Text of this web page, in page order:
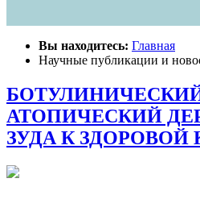
Вы находитесь: Главная
Научные публикации и
АТОПИЧЕСКИЙ
ЗУДА К ЗДОРОВОЙ